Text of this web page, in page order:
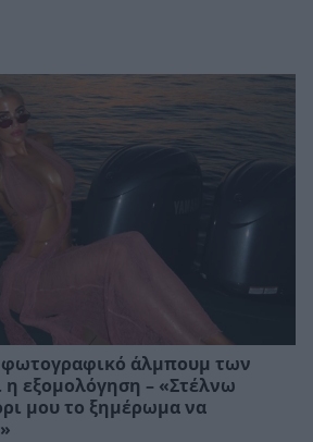
φωτογραφικό άλμπουμ των
η εξομολόγηση – «Στέλνω
μου το ξημέρωμα να